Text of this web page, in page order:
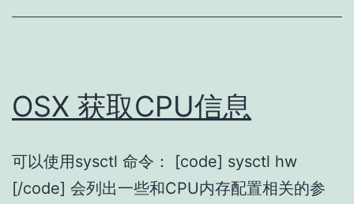
udev
OSX 获取CPU信息
可以使用sysctl 命令： [code] sysctl hw
[/code] 会列出一些和CPU内存配置相关的参